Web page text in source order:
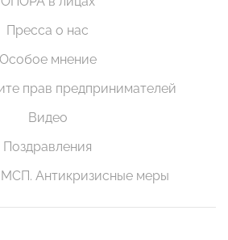
Пресса о нас
Особое мнение
прав предпринимателей
Видео
Поздравления
Антикризисные меры